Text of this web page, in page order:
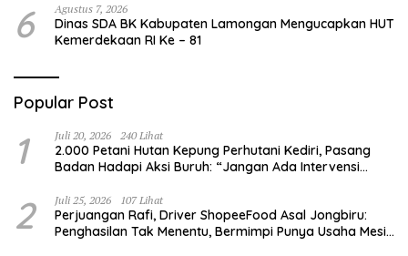
6 Agustus 7, 2026
Dinas SDA BK Kabupaten Lamongan Mengucapkan HUT
Kemerdekaan RI Ke – 81
Popular Post
1 Juli 20, 2026 240 Lihat
2.000 Petani Hutan Kepung Perhutani Kediri, Pasang
Badan Hadapi Aksi Buruh: “Jangan Ada Intervensi
2 Juli 25, 2026 107 Lihat
Perjuangan Rafi, Driver ShopeeFood Asal Jongbiru:
Penghasilan Tak Menentu, Bermimpi Punya Usaha Mesin